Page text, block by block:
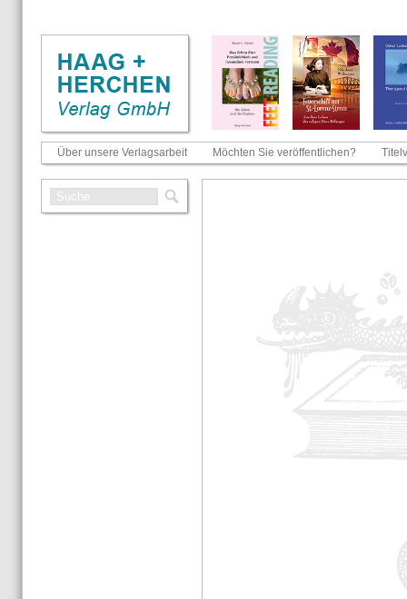
Über unsere Verlagsarbeit Möchten Sie veröffentlichen?